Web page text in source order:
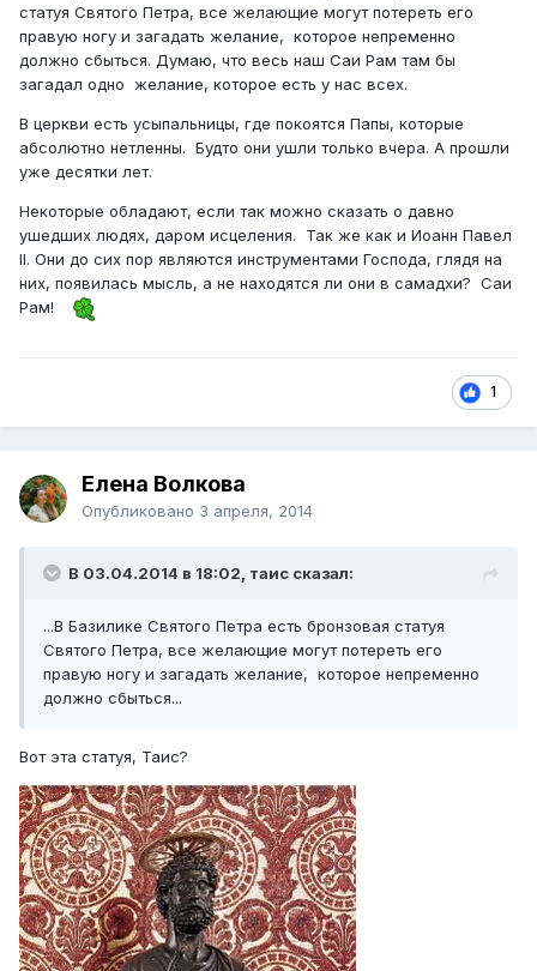
статуя Святого Петра, все желающие могут потереть его
правую ногу и загадать желание, которое непременно
должно сбыться. Думаю, что весь наш Саи Рам там бы
загадал одно желание, которое есть у нас всех.
В церкви есть усыпальницы, где покоятся Папы, которые
абсолютно нетленны. Будто они ушли только вчера. А прошли
уже десятки лет.
Некоторые обладают, если так можно сказать о давно
ушедших людях, даром исцеления. Так же как и Иоанн Павел
II. Они до сих пор являются инструментами Господа, глядя на
них, появилась мысль, а не находятся ли они в самадхи? Саи
Рам!
1
Елена Волкова
Опубликовано 3 апреля, 2014
В 03.04.2014 в 18:02, таис сказал:
...В Базилике Святого Петра есть бронзовая статуя
Святого Петра, все желающие могут потереть его
правую ногу и загадать желание, которое непременно
должно сбыться...
Вот эта статуя, Таис?